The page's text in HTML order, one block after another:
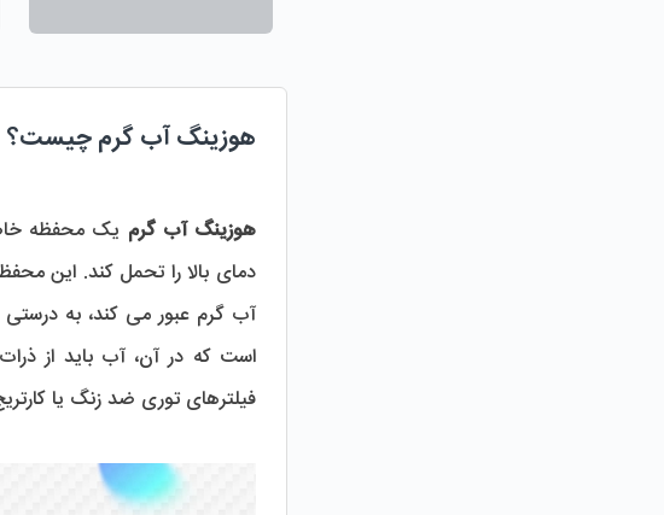
هوزینگ آب گرم چیست؟
هوزینگ آب گرم
آب گرم عبور می کند، به
است که در آن، آب باید از
فیلترهای توری ضد زنگ یا